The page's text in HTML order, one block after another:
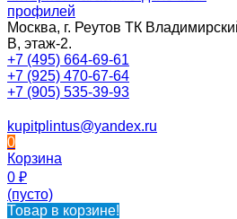
Москва, г. Реутов ТК
В, этаж-2.
+7 (495) 664-69-61
+7 (925) 470-67-64
+7 (905) 535-39-93
kupitplintus@yandex.ru
0
Корзина
0 ₽
(пусто)
Товар в корзине!